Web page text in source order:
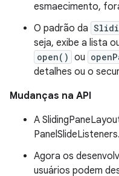
esmaecimento,
O padrão da
seja, exibe a lista
open() ou
detalhes ou o
Mudanças na API
A
Agora os
usuários podem